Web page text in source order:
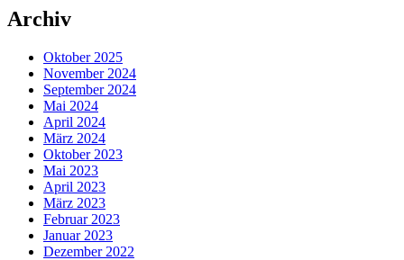
Archiv
Oktober 2025
November 2024
September 2024
Mai 2024
April 2024
März 2024
Oktober 2023
Mai 2023
April 2023
März 2023
Februar 2023
Januar 2023
Dezember 2022